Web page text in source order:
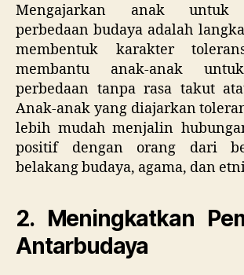
Mengajarkan anak untuk
perbedaan budaya adalah
membentuk karakter
membantu anak-anak
perbedaan tanpa rasa takut
Anak-anak yang diajarkan
lebih mudah menjalin
positif dengan orang dari
belakang budaya, agama, dan
2. Meningkatkan
Antarbudaya